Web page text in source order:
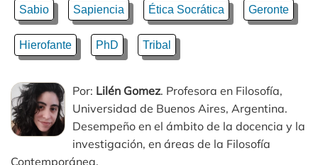
Sabio Sapiencia Ética Socrática Geronte
Hierofante PhD Tribal
Por: Lilén Gomez. Profesora en Filosofía,
Universidad de Buenos Aires, Argentina.
Desempeño en el ámbito de la docencia y la
investigación, en áreas de la Filosofía
Contemporánea.